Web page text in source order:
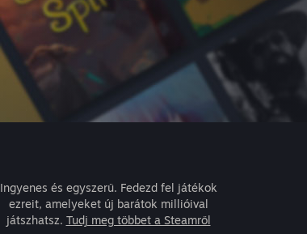
Ingyenes és egyszerű. Fedezd fel játékok
ezreit, amelyeket új barátok millióival
játszhatsz. Tudj meg többet a Steamről